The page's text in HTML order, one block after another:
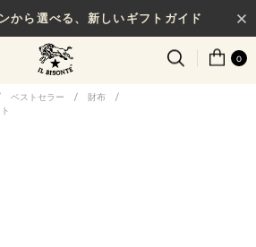
から選べる、新しいギフトガイド
0
ベストセラー / 財布
/